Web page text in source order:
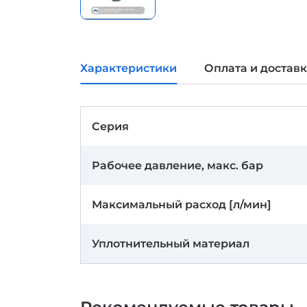
Характеристики Оплата и
Серия
Рабочее давление, макс. бар
Максимальный расход [л/мин]
Уплотнительный материал